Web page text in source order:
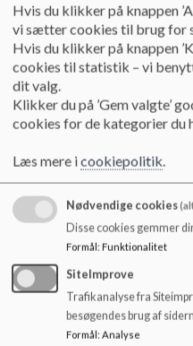
Det er skolens ledelse der, i
klassedannelsen ud fra
overensstemmelse med
klassedannelse:
- skabe nogenlunde lige
- skabe så ligelig
- tage hensyn til elevernes
Skolens ledelse og
Hvis du klikker på knappen
vi sætter cookies til brug for
Hvis du klikker på knappen
cookies til statistik – vi
dit valg.
Klikker du på ’Gem valgte’
cookies for de kategorier du
Læs mere icookiepolitik.
Nødvendige cookies
Disse cookies gemmer
Formål: Funktionalitet
SiteImprove
Trafikanalyse fra
besøgendes brug af
Formål: Analyse